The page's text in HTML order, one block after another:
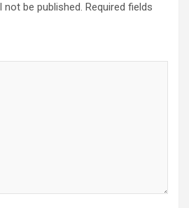
not be published. Required fields